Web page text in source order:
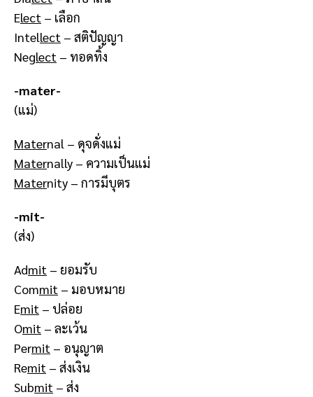
Elect – เลือก
Intellect – สติปัญญา
Neglect – ทอดทิ้ง
-mater-
(แม่)
Maternal – ดุจดั่งแม่
Maternally – ความเป็นแม่
Maternity – การมีบุตร
-mit-
(ส่ง)
Admit – ยอมรับ
Commit – มอบหมาย
Emit – ปล่อย
Omit – ละเว้น
Permit – อนุญาต
Remit – ส่งเงิน
Submit – ส่ง